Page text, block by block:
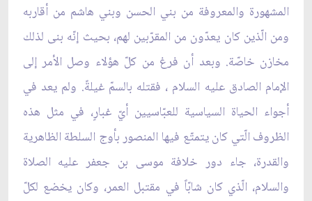
المشهورة والمعروفة من بني الحسن وبني هاشم من أقاربه
ومن الّذين كان يعدّون من المقرّبين لهم، بحيث إنّه بنى لذلك
مخازن خاصّة. وبعد أن فرغ من كلّ هؤلاء وصل الأمر إلى
الإمام الصادق عليه السلام ، فقتله بالسمّ غيلةً. ولم يعد في
أجواء الحياة السياسية للعبّاسيين أيّ غبارٍ، في مثل هذه
الظروف الّتي كان يتمتّع فيها المنصور بأوج السلطة الظاهرية
والقدرة، جاء دور خلافة موسى بن جعفر عليه الصلاة
والسلام، الّذي كان شابّاً في مقتبل العمر، وكان يخضع لكلّ